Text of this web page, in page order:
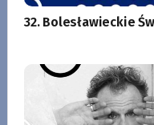
32. Bolesławieckie